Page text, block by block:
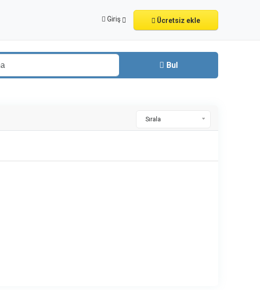
Giriş Ücretsiz ekle
Bul
Sırala